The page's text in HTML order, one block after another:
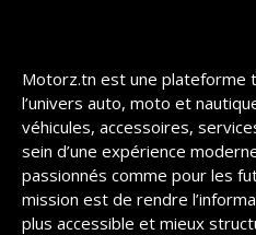
Motorz.tn est une plateforme
l’univers auto, moto et
véhicules, accessoires,
sein d’une expérience
passionnés comme pour les
mission est de rendre
plus accessible et mieux